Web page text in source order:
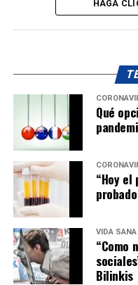
HAGA
Qué
“Hoy
VIDA SANA
“Como
Bilinkis